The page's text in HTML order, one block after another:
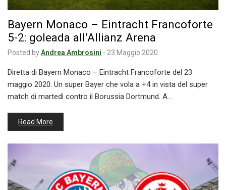
Bayern Monaco – Eintracht Francoforte
5-2: goleada all’Allianz Arena
Posted byAndrea Ambrosini - 23 Maggio 2020
Diretta di Bayern Monaco – Eintracht Francoforte del 23
maggio 2020. Un super Bayer che vola a +4 in vista del super
match di martedì contro il Borussia Dortmund. A…
Read More